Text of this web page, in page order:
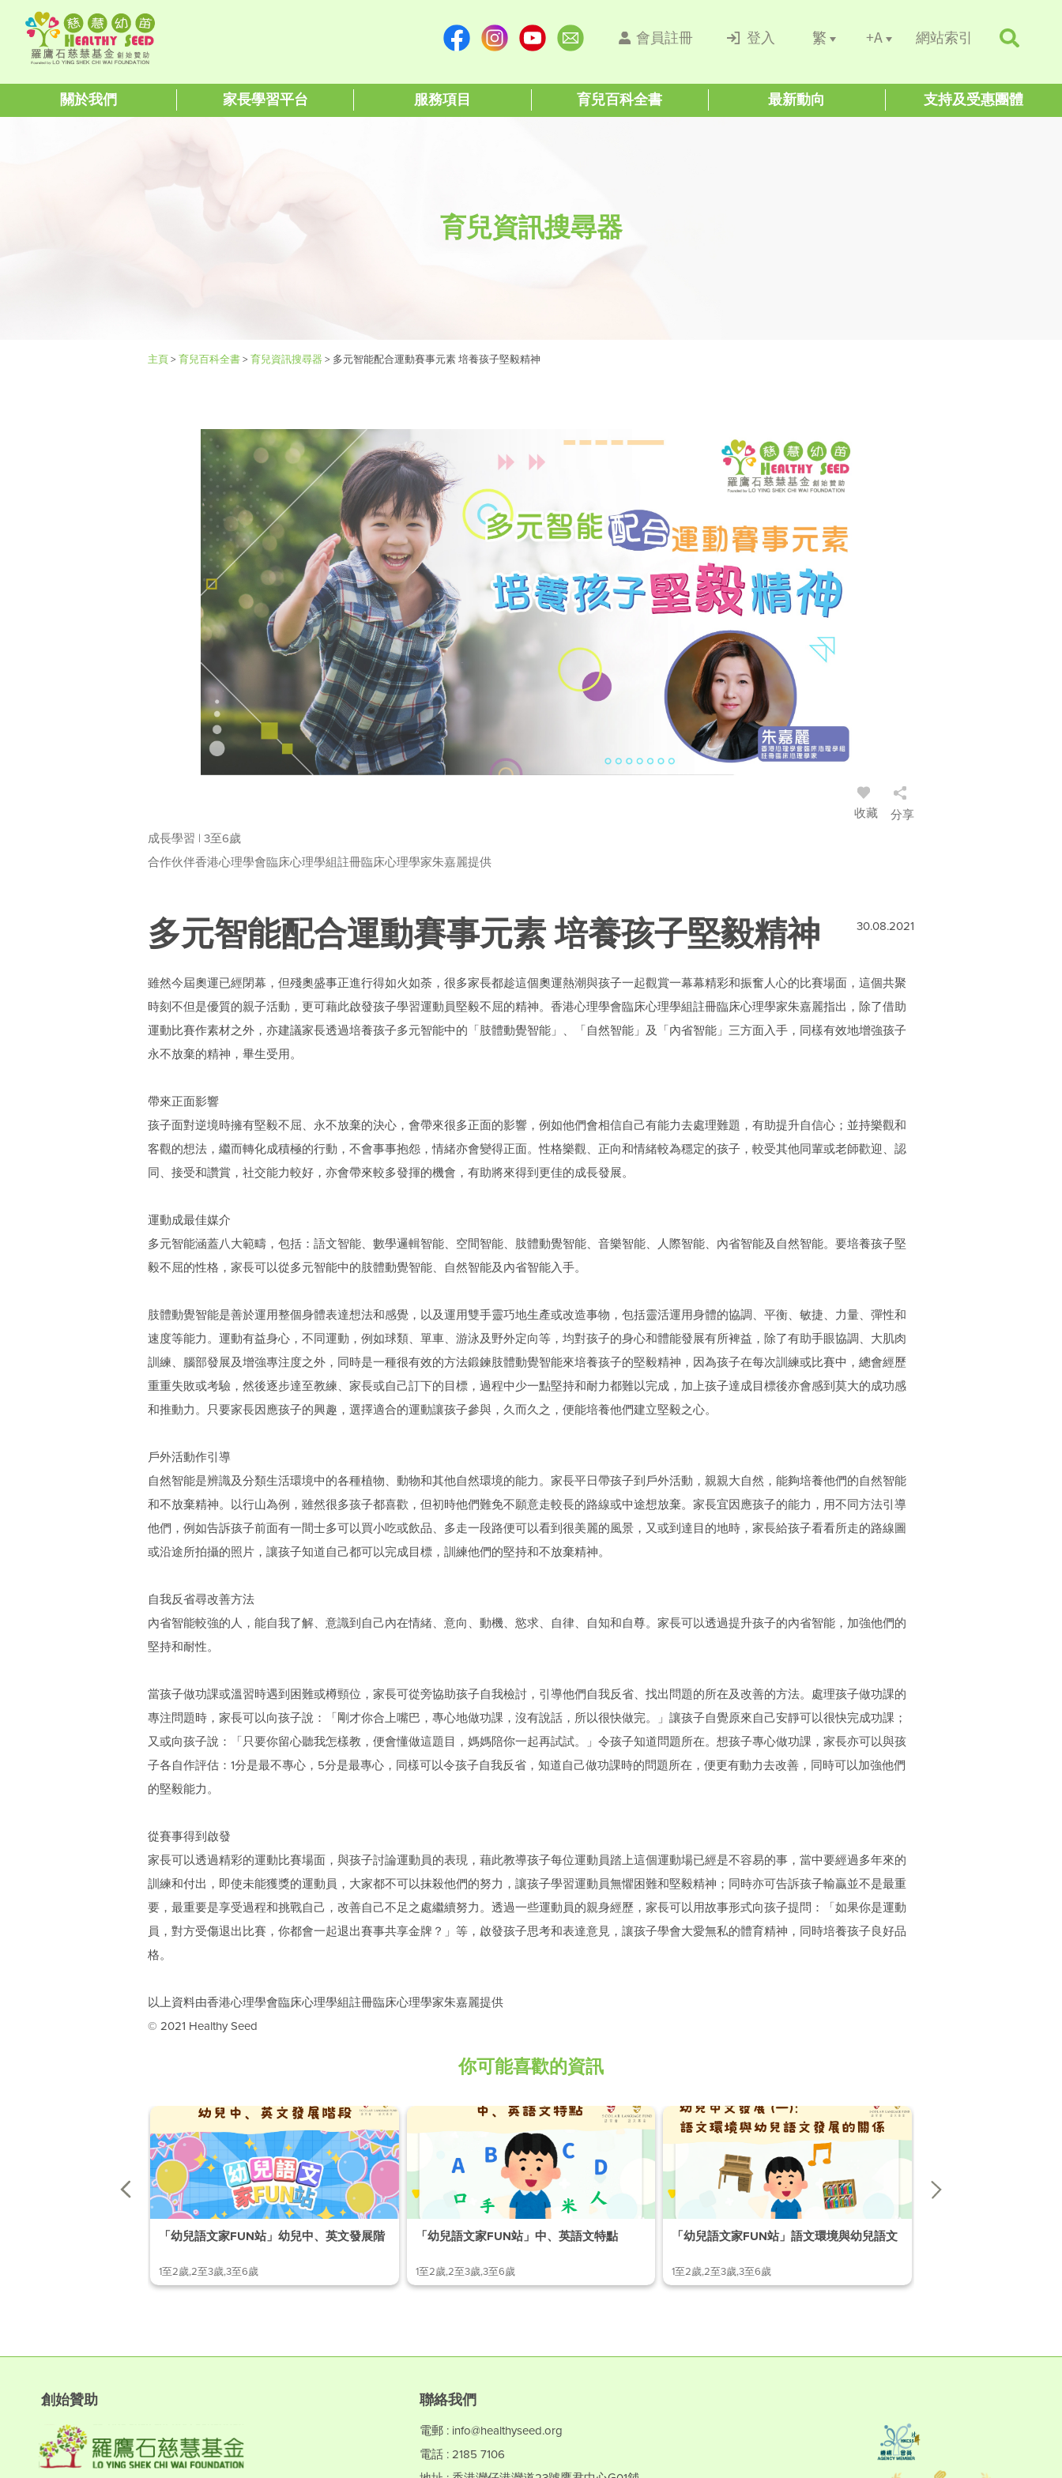
會員註冊 登入 繁 +A 網站索引
關於我們 家長學習平台 服務項目 育兒百科全書 最新動向 支持及受惠團體
育兒資訊搜尋器
主頁> 育兒百科全書> 育兒資訊搜尋器 > 多元智能配合運動賽事元素 培養孩子堅毅精神
收藏
分享
成長學習 | 3至6歲
合作伙伴香港心理學會臨床心理學組註冊臨床心理學家朱嘉麗提供
多元智能配合運動賽事元素 培養孩子堅毅精神 30.08.2021
雖然今屆奧運已經閉幕，但殘奧盛事正進行得如火如荼，很多家長都趁這個奧運熱潮與孩子一起觀賞一幕幕精彩和振奮人心的比賽場面，這個共聚
時刻不但是優質的親子活動，更可藉此啟發孩子學習運動員堅毅不屈的精神。香港心理學會臨床心理學組註冊臨床心理學家朱嘉麗指出，除了借助
運動比賽作素材之外，亦建議家長透過培養孩子多元智能中的「肢體動覺智能」、「自然智能」及「內省智能」三方面入手，同樣有效地增強孩子
永不放棄的精神，畢生受用。
帶來正面影響
孩子面對逆境時擁有堅毅不屈、永不放棄的決心，會帶來很多正面的影響，例如他們會相信自己有能力去處理難題，有助提升自信心；並持樂觀和
客觀的想法，繼而轉化成積極的行動，不會事事抱怨，情緒亦會變得正面。性格樂觀、正向和情緒較為穩定的孩子，較受其他同輩或老師歡迎、認
同、接受和讚賞，社交能力較好，亦會帶來較多發揮的機會，有助將來得到更佳的成長發展。
運動成最佳媒介
多元智能涵蓋八大範疇，包括：語文智能、數學邏輯智能、空間智能、肢體動覺智能、音樂智能、人際智能、內省智能及自然智能。要培養孩子堅
毅不屈的性格，家長可以從多元智能中的肢體動覺智能、自然智能及內省智能入手。
肢體動覺智能是善於運用整個身體表達想法和感覺，以及運用雙手靈巧地生產或改造事物，包括靈活運用身體的協調、平衡、敏捷、力量、彈性和
速度等能力。運動有益身心，不同運動，例如球類、單車、游泳及野外定向等，均對孩子的身心和體能發展有所裨益，除了有助手眼協調、大肌肉
訓練、腦部發展及增強專注度之外，同時是一種很有效的方法鍛鍊肢體動覺智能來培養孩子的堅毅精神，因為孩子在每次訓練或比賽中，總會經歷
重重失敗或考驗，然後逐步達至教練、家長或自己訂下的目標，過程中少一點堅持和耐力都難以完成，加上孩子達成目標後亦會感到莫大的成功感
和推動力。只要家長因應孩子的興趣，選擇適合的運動讓孩子參與，久而久之，便能培養他們建立堅毅之心。
戶外活動作引導
自然智能是辨識及分類生活環境中的各種植物、動物和其他自然環境的能力。家長平日帶孩子到戶外活動，親親大自然，能夠培養他們的自然智能
和不放棄精神。以行山為例，雖然很多孩子都喜歡，但初時他們難免不願意走較長的路線或中途想放棄。家長宜因應孩子的能力，用不同方法引導
他們，例如告訴孩子前面有一間士多可以買小吃或飲品、多走一段路便可以看到很美麗的風景，又或到達目的地時，家長給孩子看看所走的路線圖
或沿途所拍攝的照片，讓孩子知道自己都可以完成目標，訓練他們的堅持和不放棄精神。
自我反省尋改善方法
內省智能較強的人，能自我了解、意識到自己內在情緒、意向、動機、慾求、自律、自知和自尊。家長可以透過提升孩子的內省智能，加強他們的
堅持和耐性。
當孩子做功課或溫習時遇到困難或樽頸位，家長可從旁協助孩子自我檢討，引導他們自我反省、找出問題的所在及改善的方法。處理孩子做功課的
專注問題時，家長可以向孩子說：「剛才你合上嘴巴，專心地做功課，沒有說話，所以很快做完。」讓孩子自覺原來自己安靜可以很快完成功課；
又或向孩子說：「只要你留心聽我怎樣教，便會懂做這題目，媽媽陪你一起再試試。」令孩子知道問題所在。想孩子專心做功課，家長亦可以與孩
子各自作評估：1分是最不專心，5分是最專心，同樣可以令孩子自我反省，知道自己做功課時的問題所在，便更有動力去改善，同時可以加強他們
的堅毅能力。
從賽事得到啟發
家長可以透過精彩的運動比賽場面，與孩子討論運動員的表現，藉此教導孩子每位運動員踏上這個運動場已經是不容易的事，當中要經過多年來的
訓練和付出，即使未能獲獎的運動員，大家都不可以抹殺他們的努力，讓孩子學習運動員無懼困難和堅毅精神；同時亦可告訴孩子輸贏並不是最重
要，最重要是享受過程和挑戰自己，改善自己不足之處繼續努力。透過一些運動員的親身經歷，家長可以用故事形式向孩子提問：「如果你是運動
員，對方受傷退出比賽，你都會一起退出賽事共享金牌？」等，啟發孩子思考和表達意見，讓孩子學會大愛無私的體育精神，同時培養孩子良好品
格。
以上資料由香港心理學會臨床心理學組註冊臨床心理學家朱嘉麗提供
© 2021 Healthy Seed
你可能喜歡的資訊
「幼兒語文家FUN站」幼兒中、英文發展階
1至2歲,2至3歲,3至6歲
「幼兒語文家FUN站」中、英語文特點
1至2歲,2至3歲,3至6歲
「幼兒語文家FUN站」語文環境與幼兒語文
1至2歲,2至3歲,3至6歲
創始贊助 聯絡我們
電郵 : info@healthyseed.org
電話 : 2185 7106